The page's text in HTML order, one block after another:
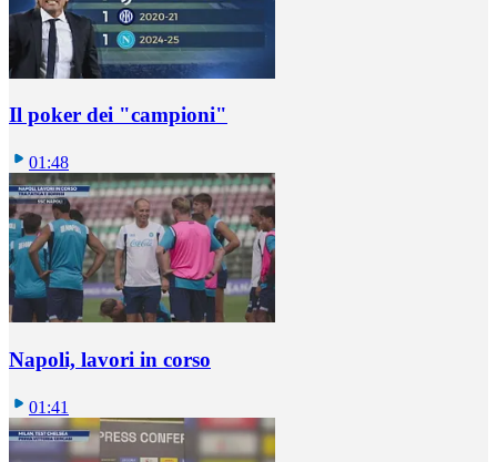
Il poker dei "campioni"
01:48
Napoli, lavori in corso
01:41